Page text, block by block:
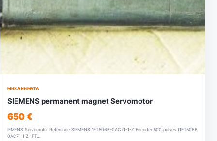
ΜΗΧΑΝΉΜΑΤΑ
SIEMENS permanent magnet Servomotor
650 €
IEMENS Servomotor Reference SIEMENS 1FT5066-0AC71-1-Z Encoder 500 pulses (1FT5066
0AC71 1 Z 1FT…